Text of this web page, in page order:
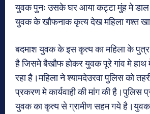
युवक पुनः उसके घर आया कट्टा मुंह मे डाल
युवक के खौफनाक कृत्य देख महिला गश्त
बदमाश युवक के इस कृत्य का महिला के पुत्र
है जिसमे बैखौफ होकर युवक पूरे गांव मे हाथ
रहा है।महिला ने श्यामदेउरवा पुलिस को
प्रकरण मे कार्यवाही की मांग की
युवक का कृत्य से ग्रामीण सहम गये